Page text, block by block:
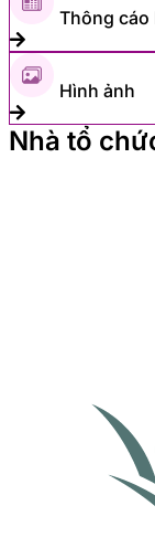
Thông cáo
Hình ảnh
Nhà tổ